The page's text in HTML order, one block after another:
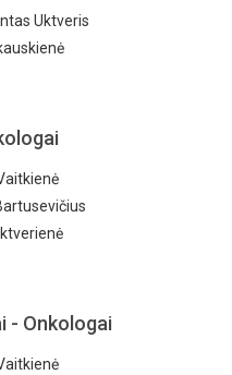
Uktveris
- Onkologai